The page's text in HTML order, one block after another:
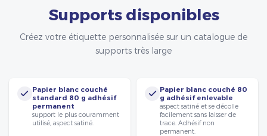
Supports disponibles
Créez votre étiquette personnalisée sur un catalogue de
supports très large
Papier blanc couché
standard 80 g adhésif
permanent
support le plus couramment
utilisé, aspect satiné.
Papier blanc couché 80
g adhésif enlevable
aspect satiné et se décolle
facilement sans laisser de
trace. Adhésif non
permanent.